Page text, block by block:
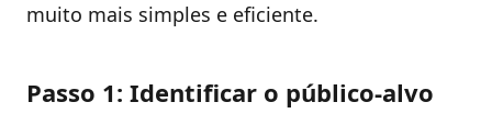
muito mais simples e eficiente.
Passo 1: Identificar o público-alvo